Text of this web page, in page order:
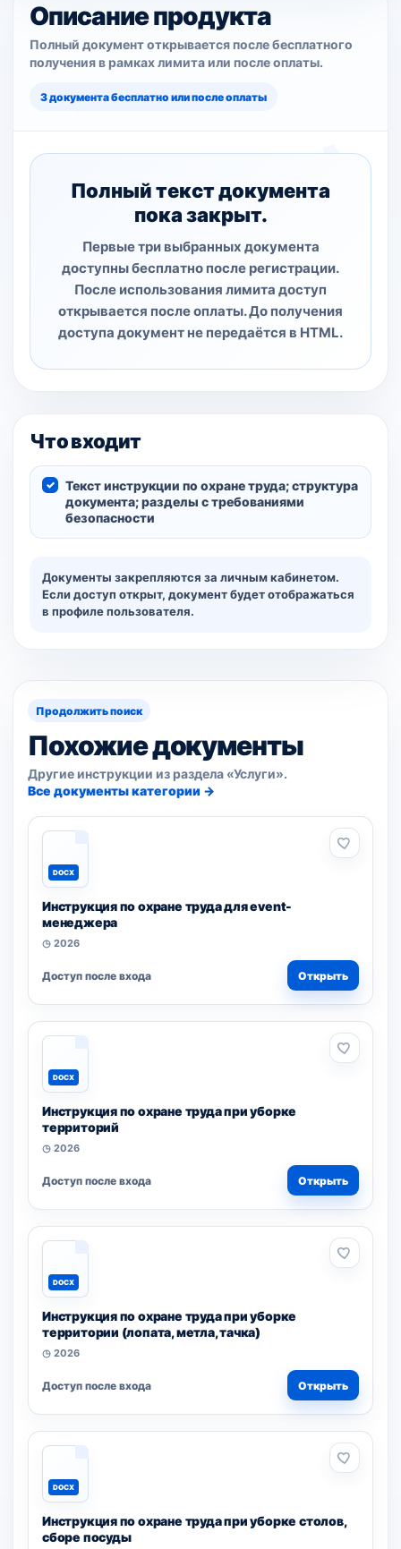
Описание продукта
Полный документ открывается после бесплатного
получения в рамках лимита или после оплаты.
3 документа бесплатно или после оплаты
Полный текст документа
пока закрыт.
Первые три выбранных документа
доступны бесплатно после регистрации.
После использования лимита доступ
открывается после оплаты. До получения
доступа документ не передаётся в HTML.
Что входит
Текст инструкции по охране труда; структура
документа; разделы с требованиями
безопасности
Документы закрепляются за личным кабинетом.
Если доступ открыт, документ будет отображаться
в профиле пользователя.
Продолжить поиск
Похожие документы
Другие инструкции из раздела «Услуги».
Все документы категории →
DOCX
Инструкция по охране труда для event-
менеджера
◷ 2026
Доступ после входа Открыть
DOCX
Инструкция по охране труда при уборке
территорий
◷ 2026
Доступ после входа Открыть
DOCX
Инструкция по охране труда при уборке
территории (лопата, метла, тачка)
◷ 2026
Доступ после входа Открыть
DOCX
Инструкция по охране труда при уборке столов,
сборе посуды